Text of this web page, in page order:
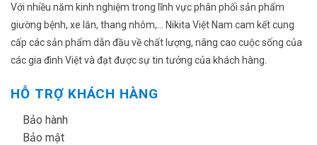
Với nhiều năm kinh nghiệm trong lĩnh vực phân phối sản phẩm
giường bệnh, xe lăn, thang nhôm,... Nikita Việt Nam cam kết cung
cấp các sản phẩm dẫn đầu về chất lượng, nâng cao cuộc sống của
các gia đình Việt và đạt được sự tin tưởng của khách hàng.
HỖ TRỢ KHÁCH HÀNG
Bảo hành
Bảo mật